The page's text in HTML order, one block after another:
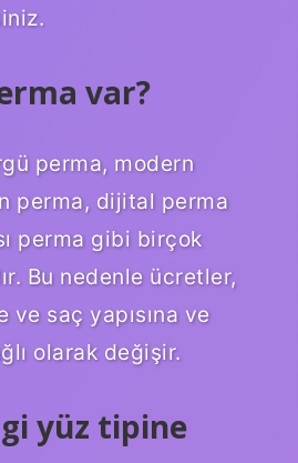
var?
perma, modern
perma, dijital perma
perma gibi birçok
Bu nedenle ücretler,
ve saç yapısına ve
olarak değişir.
yüz tipine